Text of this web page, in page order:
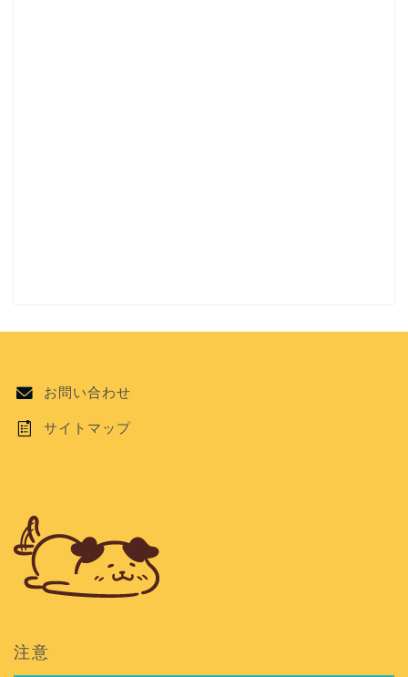
お問い合わせ
サイトマップ
注意